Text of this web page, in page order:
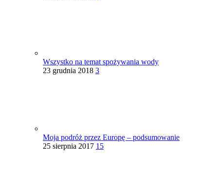
Wszystko na temat spożywania wody
23 grudnia 2018 3
Moja podróż przez Europę – podsumowanie
25 sierpnia 2017 15